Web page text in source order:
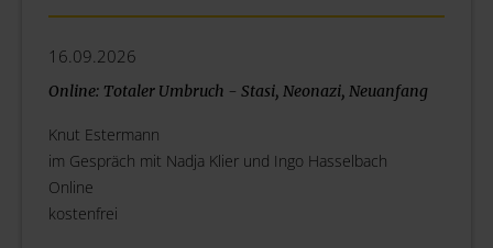
16.09.2026
Online: Totaler Umbruch - Stasi, Neonazi, Neuanfang
Knut Estermann
im Gespräch mit Nadja Klier und Ingo Hasselbach
Online
kostenfrei